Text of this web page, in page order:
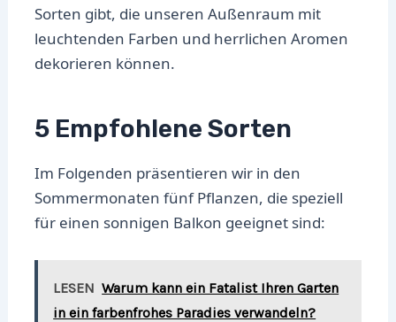
Sorten gibt, die unseren Außenraum mit
leuchtenden Farben und herrlichen Aromen
dekorieren können.
5 Empfohlene Sorten
Im Folgenden präsentieren wir in den
Sommermonaten fünf Pflanzen, die speziell
für einen sonnigen Balkon geeignet sind:
LESEN Warum kann ein Fatalist Ihren Garten
in ein farbenfrohes Paradies verwandeln?